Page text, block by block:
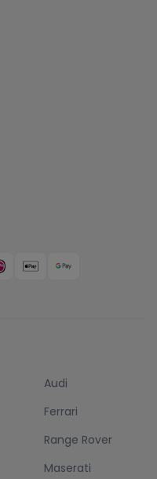
Audi
Ferrari
Range Rover
Maserati